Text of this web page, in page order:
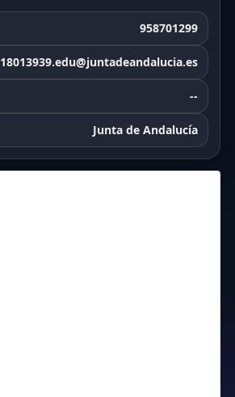
958701299
18013939.edu@juntadeandalucia.es
--
Junta de Andalucía